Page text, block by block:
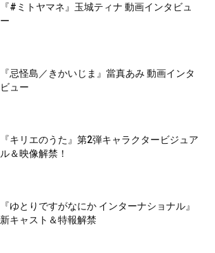
『#ミトヤマネ』玉城ティナ 動画インタビュ
ー
『忌怪島／きかいじま』當真あみ 動画インタ
ビュー
『キリエのうた』第2弾キャラクタービジュア
ル＆映像解禁！
『ゆとりですがなにか インターナショナル』
新キャスト＆特報解禁